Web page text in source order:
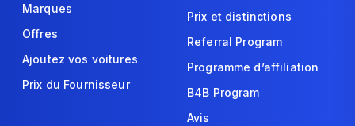
Marques
Offres
Ajoutez vos voitures
Prix du Fournisseur
Prix et distinctions
Referral Program
Programme d’affiliation
B4B Program
Avis